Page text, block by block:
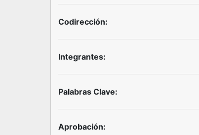
Codirección:
Integrantes:
Palabras Clave:
Aprobación: